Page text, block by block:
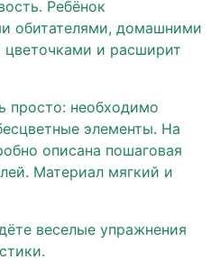
Ребёнок
обитателями, домашними
и расширит
просто: необходимо
элементы. На
описана пошаговая
Материал мягкий и
веселые упражнения